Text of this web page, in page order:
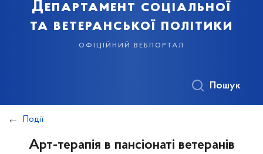
Департамент соціальної
та ветеранської політики
офіційний вебпортал
Пошук
Події
Арт-терапія в пансіонаті ветеранів